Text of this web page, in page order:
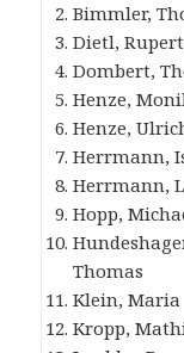
Bimmler,
Dietl, Rupert
Dombert,
Henze,
Henze,
Herrmann,
Herrmann,
Hopp,
Thomas
Klein, Maria
Kropp,